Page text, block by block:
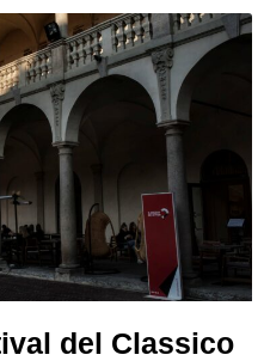
del Classico